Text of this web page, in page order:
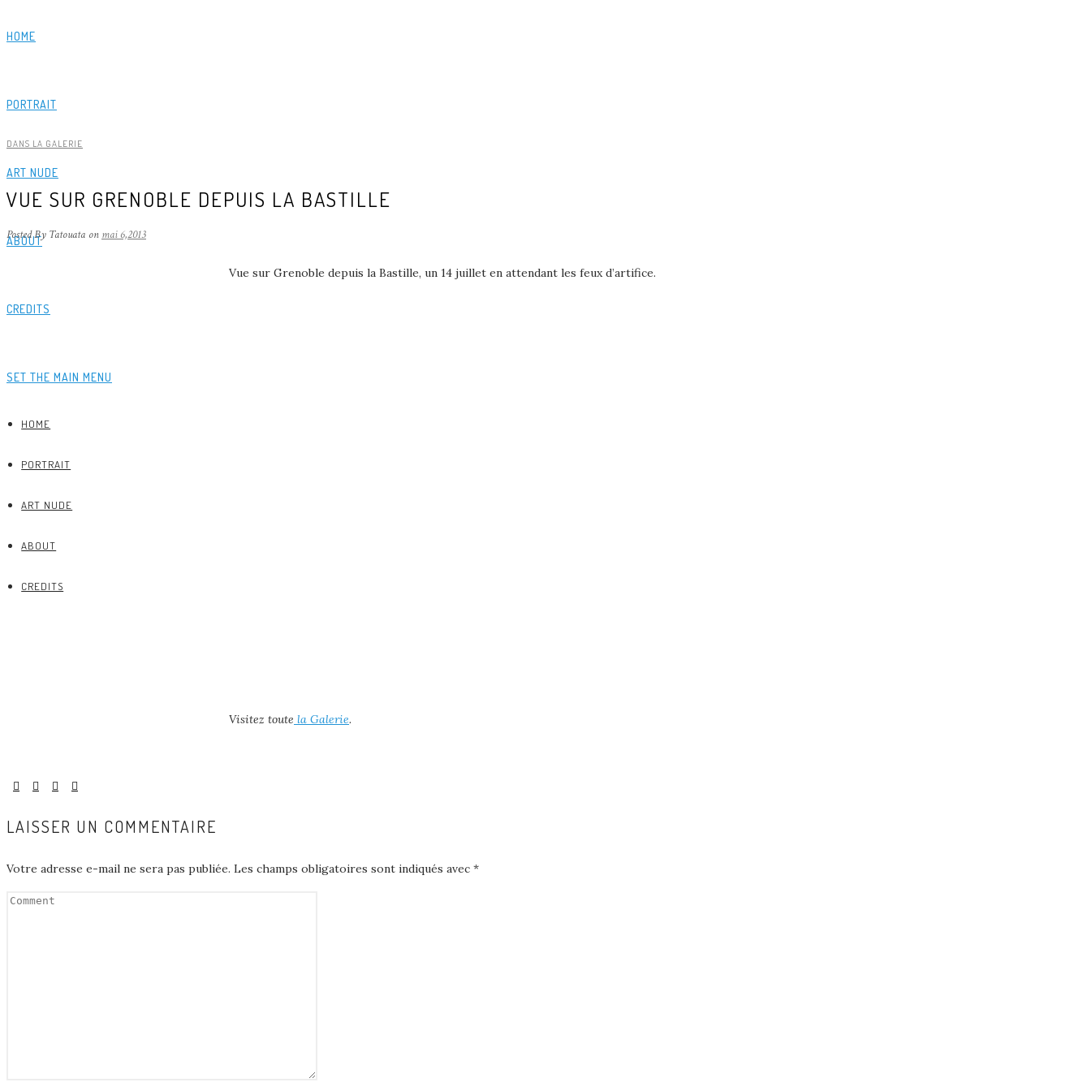
HOME
PORTRAIT
ART NUDE
ABOUT
CREDITS
SET THE MAIN MENU
HOME
PORTRAIT
ART NUDE
ABOUT
CREDITS
DANS LA GALERIE
VUE SUR GRENOBLE DEPUIS LA BASTILLE
Posted By Tatouata on mai 6,2013
Vue sur Grenoble depuis la Bastille, un 14 juillet en attendant les feux d’artifice.
Visitez toute la Galerie.
LAISSER UN COMMENTAIRE
Votre adresse e-mail ne sera pas publiée. Les champs obligatoires sont indiqués avec *